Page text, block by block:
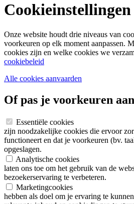
Cookieinstellingen
Onze website houdt drie niveaus van
voorkeuren op elk moment aanpassen.
cookies zijn en welke cookies we
cookiebeleid
Alle cookies aanvaarden
Of pas je voorkeuren aan
Essentiële cookies
zijn noodzakelijke cookies die ervoor
functioneert en dat je voorkeuren (bv.
opgeslagen.
Analytische cookies
laten ons toe om het gebruik van de
bezoekerservaring te verbeteren.
Marketingcookies
hebben als doel om je ervaring te